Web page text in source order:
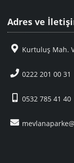
Adres ve
Kurtuluş Mah.
0222 201 00 31
0532 785 41 40